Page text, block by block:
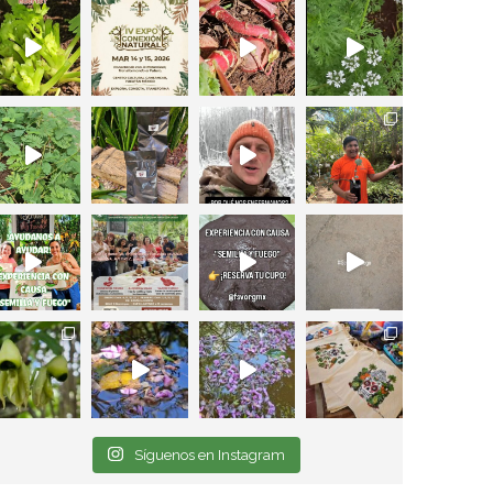
Síguenos en Instagram